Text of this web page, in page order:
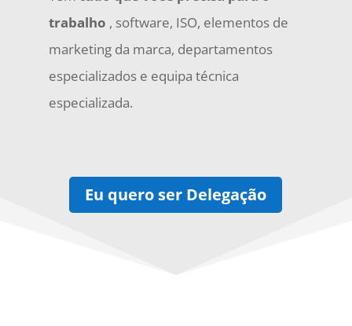
trabalho , software, ISO, elementos de
marketing da marca, departamentos
especializados e equipa técnica
especializada.
Eu quero ser Delegação